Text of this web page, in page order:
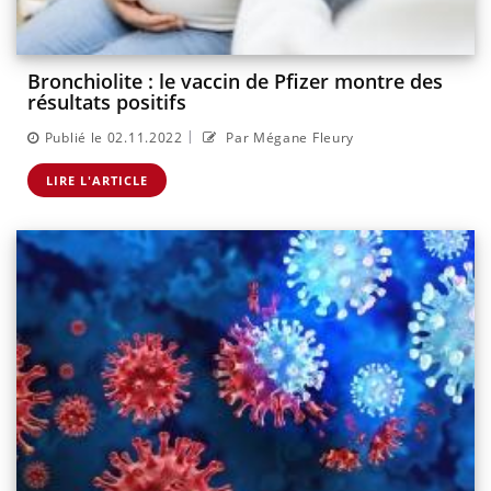
Bronchiolite : le vaccin de Pfizer montre des
résultats positifs
Publié le 02.11.2022 | Par Mégane Fleury
LIRE L'ARTICLE